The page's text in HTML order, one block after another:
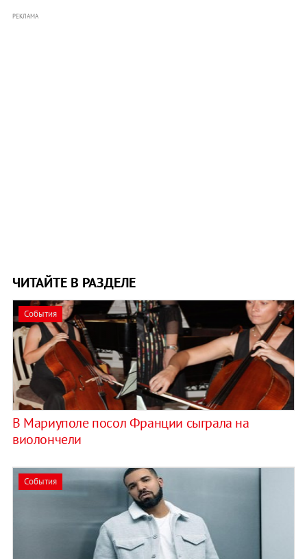
РЕКЛАМА
ЧИТАЙТЕ В РАЗДЕЛЕ
События
В Мариуполе посол Франции сыграла на
виолончели
События